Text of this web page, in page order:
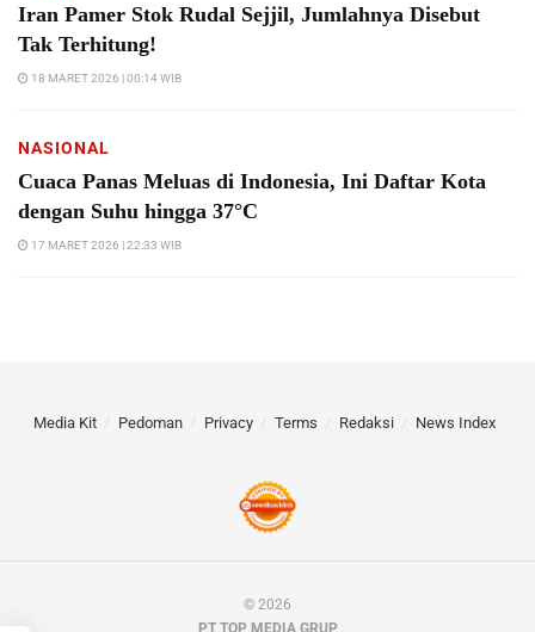
Iran Pamer Stok Rudal Sejjil, Jumlahnya Disebut
Tak Terhitung!
18 MARET 2026 | 00:14 WIB
NASIONAL
Cuaca Panas Meluas di Indonesia, Ini Daftar Kota
dengan Suhu hingga 37°C
17 MARET 2026 | 22:33 WIB
Media Kit Pedoman Privacy Terms Redaksi News Index
© 2026
PT TOP MEDIA GRUP